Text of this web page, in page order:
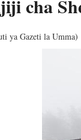
cha
ya Gazeti la Umma)